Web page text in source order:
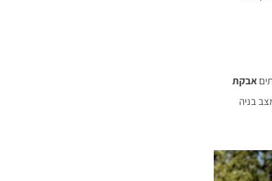
אבקת
יהיה במצב בניה